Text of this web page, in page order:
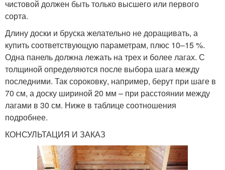
чистовой должен быть только высшего или первого
сорта.
Длину доски и бруска желательно не доращивать, а
купить соответствующую параметрам, плюс 10–15 %.
Одна панель должна лежать на трех и более лагах. С
толщиной определяются после выбора шага между
последними. Так сороковку, например, берут при шаге в
70 см, а доску шириной 20 мм – при расстоянии между
лагами в 30 см. Ниже в таблице соотношения
подробнее.
КОНСУЛЬТАЦИЯ И ЗАКАЗ